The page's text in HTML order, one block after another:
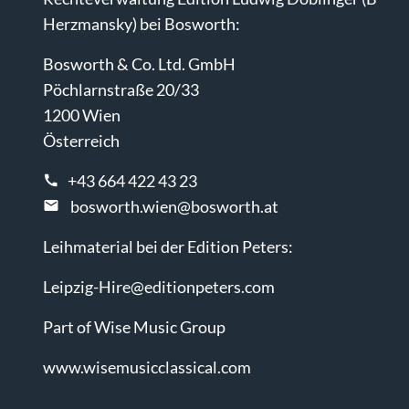
Herzmansky) bei Bosworth:
Bosworth & Co. Ltd. GmbH
Pöchlarnstraße 20/33
1200 Wien
Österreich
+43 664 422 43 23
bosworth.wien@bosworth.at
Leihmaterial bei der Edition Peters:
Leipzig-Hire@editionpeters.com
Part of Wise Music Group
www.wisemusicclassical.com